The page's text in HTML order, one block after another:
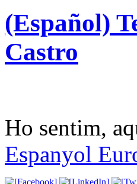
(Español)
Castro
Ho sentim,
Espanyol